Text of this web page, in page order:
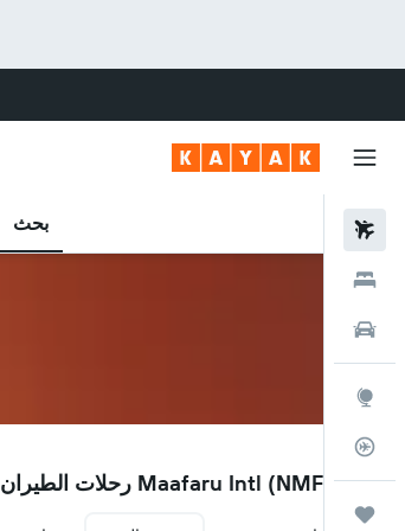
بحث
NMF
مطار Maafaru Intl (NMF) رحلات الطيران وحالة الرحلة